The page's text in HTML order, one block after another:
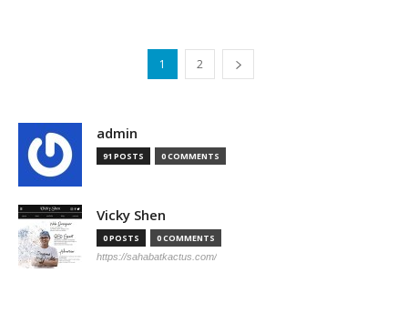
1 2
admin
91 POSTS 0 COMMENTS
Vicky Shen
0 POSTS 0 COMMENTS
https://sahabatkactus.com/